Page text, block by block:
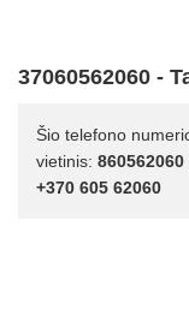
37060562060 -
Šio telefono
vietinis: 860562060
+370 605 62060